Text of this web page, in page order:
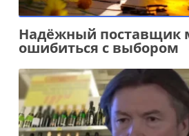
Надёжный поставщик
ошибиться с выбором